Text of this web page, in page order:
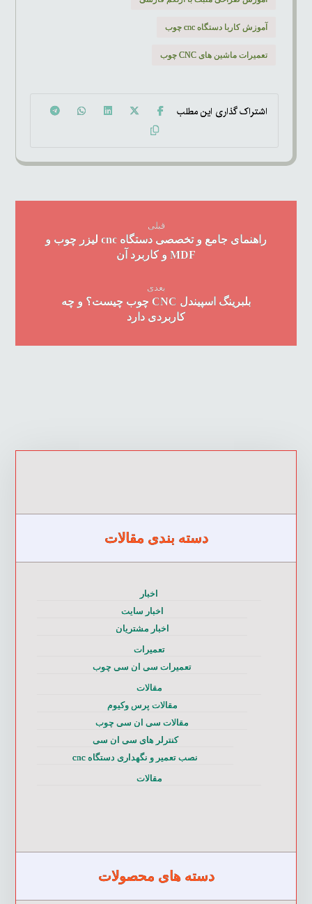
آموزش کاربا دستگاه cnc چوب
تعمیرات ماشین های CNC چوب
قبلی
راهنمای جامع و تخصصی دستگاه cnc لیزر چوب و
MDF و کاربرد آن
بعدی
بلبرینگ اسپیندل CNC چوب چیست؟ و چه
کاربردی دارد
دسته بندی مقالات
اخبار
اخبار سایت
اخبار مشتریان
تعمیرات
تعمیرات سی ان سی چوب
مقالات
مقالات پرس وکیوم
مقالات سی ان سی چوب
کنترلر های سی ان سی
نصب تعمیر و نگهداری دستگاه cnc
مقالات
دسته های محصولات